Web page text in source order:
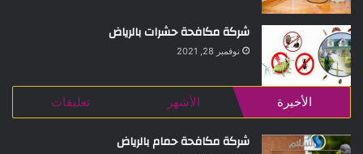
شركة مكافحة حشرات بالرياض
نوفمبر 28, 2021
الأخيرة الأشهر تعليقات
شركة مكافحة حمام بالرياض